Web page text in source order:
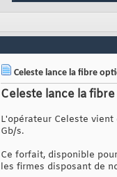
Celeste lance la fibre
Celeste lance la
L'opérateur Celeste
Gb/s.
Ce forfait, disponible
les firmes disposant de